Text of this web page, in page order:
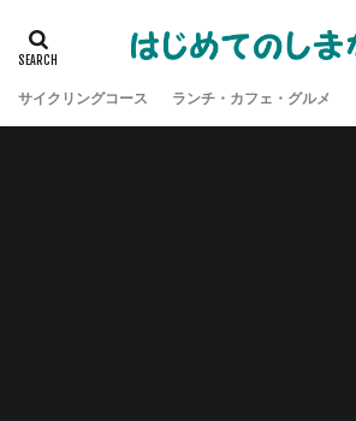
サイクリングコース ランチ・カフェ・グルメ